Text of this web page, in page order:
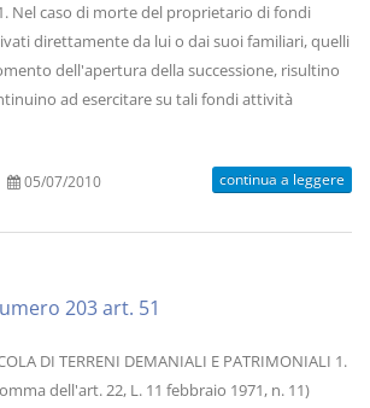
1. Nel caso di morte del proprietario di fondi
direttamente da lui o dai suoi familiari, quelli
dell'apertura della successione, risultino
ad esercitare su tali fondi attività
05/07/2010 continua a leggere
203 art. 51
DI TERRENI DEMANIALI E PATRIMONIALI 1.
dell'art. 22, L. 11 febbraio 1971, n. 11)